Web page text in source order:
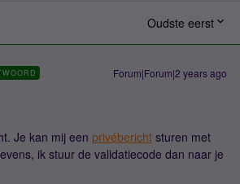
Oudste eerst
Forum|Forum|2 years ago
Je kan mij een privébericht sturen met
ik stuur de validatiecode dan naar je